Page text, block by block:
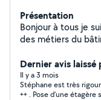
Présentation
Bonjour à tous je
des métiers du
Dernier avis
Il y a 3 mois
Stéphane est très
++ . Pose d’une